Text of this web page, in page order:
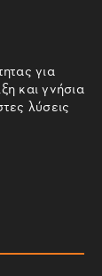
για
και γνήσια
λύσεις